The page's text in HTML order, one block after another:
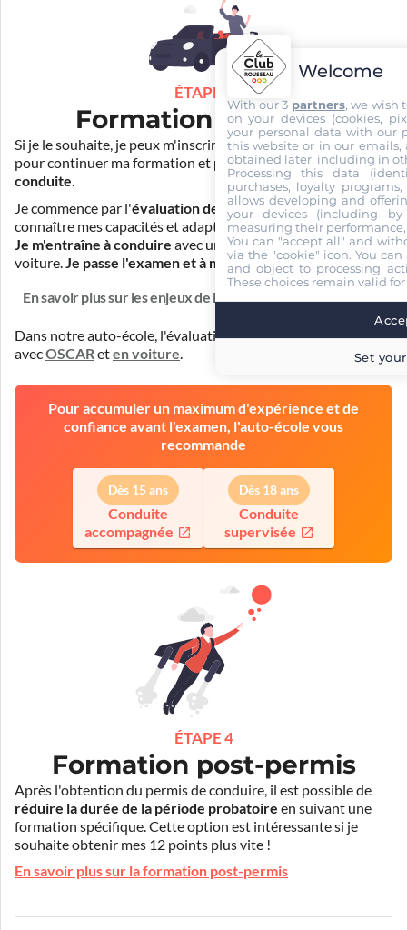
ÉTAPE 3
Formation pratique
Si je le souhaite, je peux m'inscrire auprès de mon auto-école
pour continuer ma formation et prendre des cours de
conduite.
Je commence par l'évaluation de départ pour mieux
connaître mes capacités et adapter la durée de ma formation.
Je m'entraîne à conduire avec un simulateur et/ou en
voiture. Je passe l'examen et à moi la liberté !
En savoir plus sur les enjeux de la formation
Dans notre auto-école, l'évaluation de départ est réalisée
avecOSCAR eten voiture
Pour accumuler un maximum d'expérience et de
confiance avant l'examen, l'auto-école vous
recommande
Dès 15 ans
Conduite
accompagnée
Dès 18 ans
Conduite
supervisée
ÉTAPE 4
Formation post-permis
Après l'obtention du permis de conduire, il est possible de
réduire la durée de la période probatoire en suivant une
formation spécifique. Cette option est intéressante si je
souhaite obtenir mes 12 points plus vite !
En savoir plus sur la formation post-permis
Welcome
With our 3 partners, we wish
on your devices (cookies,
your personal data with our
this website or in our emails,
obtained later, including in
Processing this data
purchases, loyalty
allows developing and
your devices (including
measuring their
You can "accept all" and
via the "cookie" icon. You
and object to processing
These choices remain valid
Set